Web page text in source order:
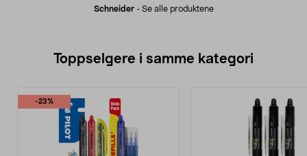
Schneider- Se alle produktene
Toppselgere i samme kategori
-23%